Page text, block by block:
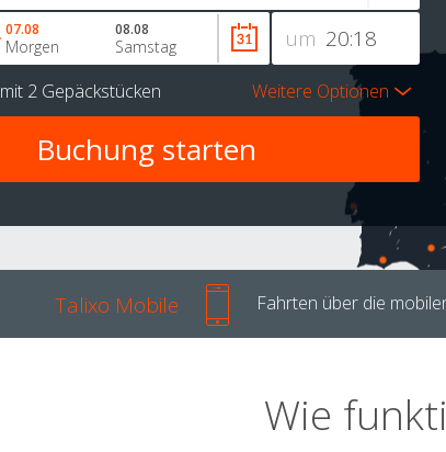
um
07.08
Morgen
08.08
Samstag
mit 2 Gepäckstücken Weitere Optionen
Talixo Mobile Fahrten über die
Wie